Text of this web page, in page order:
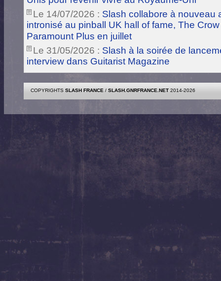
Le 14/07/2026 : Slash collabore à nouveau
intronisé au pinball UK hall of fame, The
Paramount Plus en juillet
Le 31/05/2026 : Slash à la soirée de
interview dans Guitarist Magazine
COPYRIGHTS SLASH FRANCE / SLASH.GNRFRANCE.NET 2014-2026